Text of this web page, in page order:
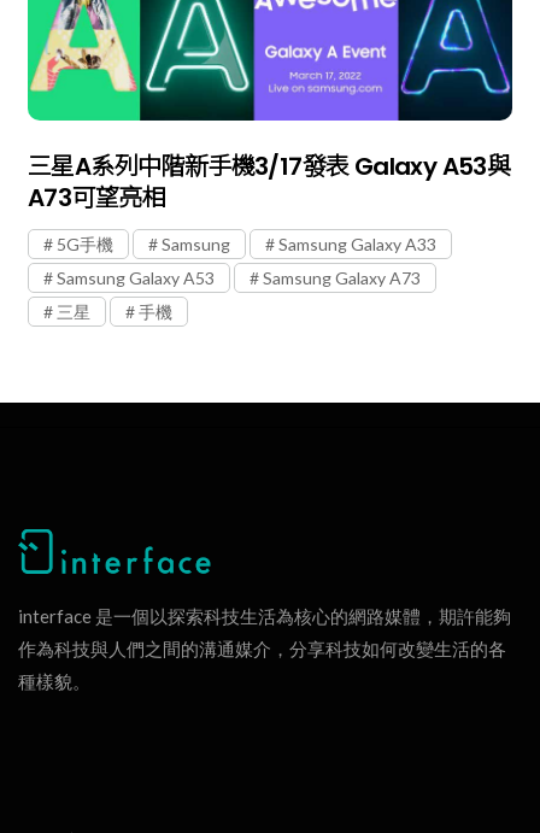
三星A系列中階新手機3/17發表 Galaxy A53與
A73可望亮相
5G手機 Samsung
Samsung Galaxy A33
Samsung Galaxy A53
Samsung Galaxy A73
三星
手機
interface 是一個以探索科技生活為核心的網路媒體，期許能夠
作為科技與人們之間的溝通媒介，分享科技如何改變生活的各
種樣貌。